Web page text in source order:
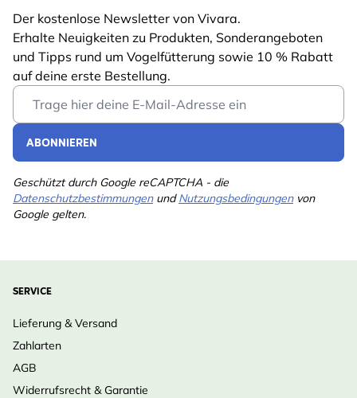
Der kostenlose Newsletter von Vivara.
Erhalte Neuigkeiten zu Produkten, Sonderangeboten
und Tipps rund um Vogelfütterung sowie 10 % Rabatt
auf deine erste Bestellung.
Email Address
ABONNIEREN
Geschützt durch Google reCAPTCHA - die
DatenschutzbestimmungenundNutzungsbedingungenvon
Google gelten.
SERVICE
Lieferung & Versand
Zahlarten
AGB
Widerrufsrecht & Garantie